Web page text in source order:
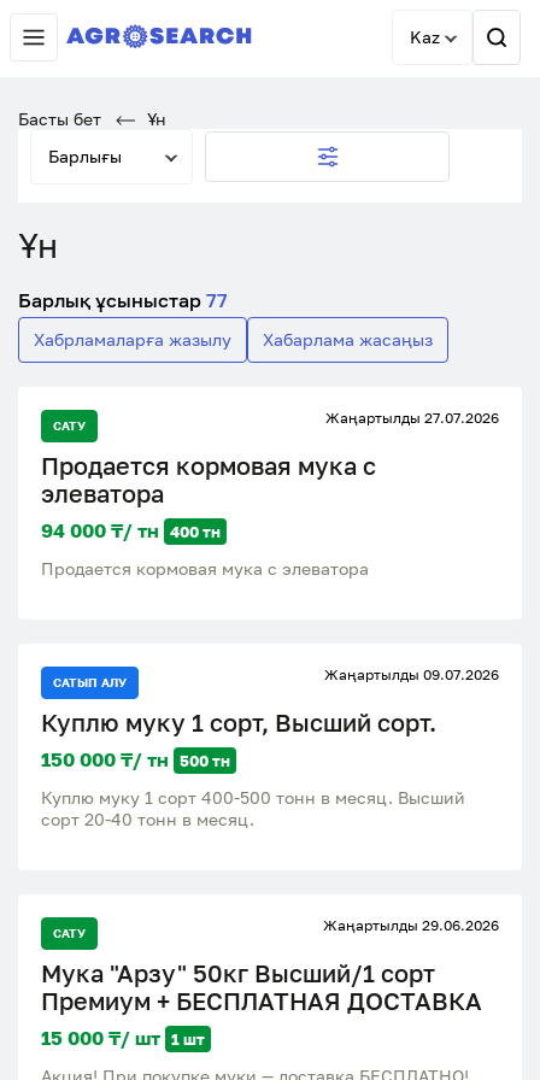
Kaz
Басты бет
Ұн
Барлығы
Ұн
Барлық ұсыныстар 77
Хабрламаларға жазылу Хабарлама жасаңыз
САТУ Жаңартылды 27.07.2026
Продается кормовая мука с
элеватора
94 000 ₸/ тн 400 тн
Продается кормовая мука с элеватора
САТЫП АЛУ Жаңартылды 09.07.2026
Куплю муку 1 сорт, Высший сорт.
150 000 ₸/ тн 500 тн
Куплю муку 1 сорт 400-500 тонн в месяц. Высший
сорт 20-40 тонн в месяц.
САТУ Жаңартылды 29.06.2026
Мука "Арзу" 50кг Высший/1 сорт
Премиум + БЕСПЛАТНАЯ ДОСТАВКА
15 000 ₸/ шт 1 шт
Акция! При покупке муки — доставка БЕСПЛАТНО! ​